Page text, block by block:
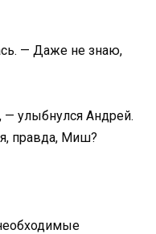
— Даже не знаю,
— улыбнулся Андрей.
правда, Миш?